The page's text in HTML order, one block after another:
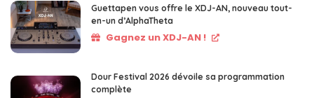
Guettapen vous offre le XDJ-AN, nouveau tout-
en-un d’AlphaTheta
Gagnez un XDJ-AN !
Dour Festival 2026 dévoile sa programmation
complète